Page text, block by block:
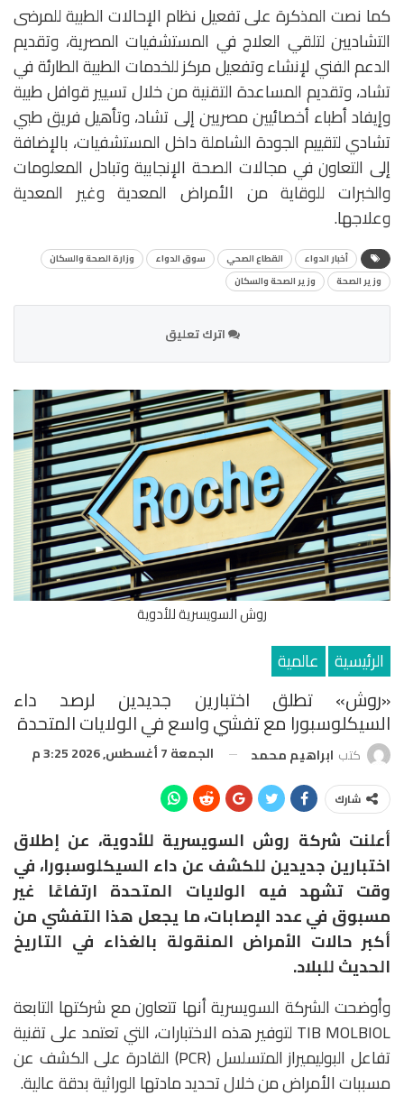
كما نصت المذكرة على تفعيل نظام الإحالات الطبية للمرضى
التشاديين لتلقي العلاج في المستشفيات المصرية، وتقديم
الدعم الفني لإنشاء وتفعيل مركز للخدمات الطبية الطارئة في
تشاد، وتقديم المساعدة التقنية من خلال تسيير قوافل طبية
وإيفاد أطباء أخصائيين مصريين إلى تشاد، وتأهيل فريق طبي
تشادي لتقييم الجودة الشاملة داخل المستشفيات، بالإضافة
إلى التعاون في مجالات الصحة الإنجابية وتبادل المعلومات
والخبرات للوقاية من الأمراض المعدية وغير المعدية
وعلاجها.
أخبار الدواء القطاع الصحي سوق الدواء
وزارة الصحة والسكان
وزير الصحة
وزير الصحة والسكان
اترك تعليق
روش السويسرية للأدوية
الرئيسية عالمية
«روش» تطلق اختبارين جديدين لرصد داء
السيكلوسبورا مع تفشي واسع في الولايات المتحدة
كتب ابراهيم محمد الجمعة 7 أغسطس, 2026 3:25 م
شارك
أعلنت شركة روش السويسرية للأدوية، عن إطلاق
اختبارين جديدين للكشف عن داء السيكلوسبورا، في
وقت تشهد فيه الولايات المتحدة ارتفاعًا غير
مسبوق في عدد الإصابات، ما يجعل هذا التفشي من
أكبر حالات الأمراض المنقولة بالغذاء في التاريخ
الحديث للبلاد.
وأوضحت الشركة السويسرية أنها تتعاون مع شركتها التابعة
TIB MOLBIOL لتوفير هذه الاختبارات، التي تعتمد على تقنية
تفاعل البوليميراز المتسلسل (PCR) القادرة على الكشف عن
مسببات الأمراض من خلال تحديد مادتها الوراثية بدقة عالية.